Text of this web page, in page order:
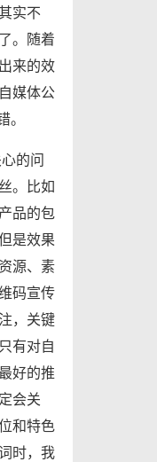
实不
。随着
来的效
媒体公
。
的问
。比如
品的包
是效果
源、素
码宣传
，关键
有对自
好的推
会关
和特色
时，我